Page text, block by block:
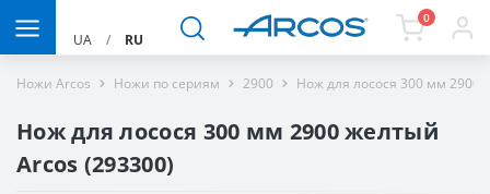
UA / RU
0
Ножи Arcos Ножи по сериям 2900 Нож для лосося 300 мм 2900
Нож для лосося 300 мм 2900 желтый
Arcos (293300)